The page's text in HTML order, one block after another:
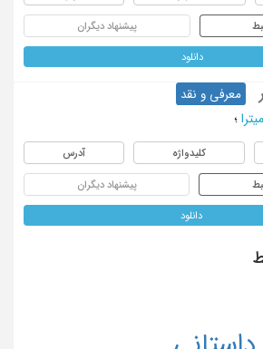
پیشنهاد دیگران
دانلود
معرفی و نقد
؛
کلیدواژه آدرس
پیشنهاد دیگران
دانلود